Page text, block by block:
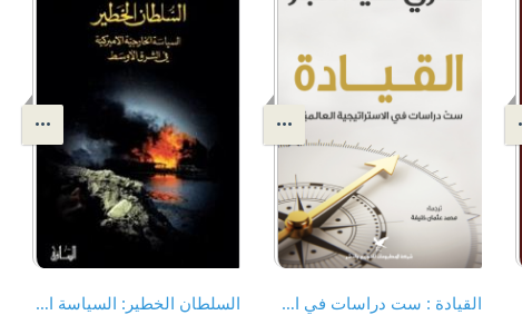
القيادة : ست دراسات في الاستراتيجية العالمية السلطان الخطير: السياسة الخارجية الأميركية في الشرق الأوسط